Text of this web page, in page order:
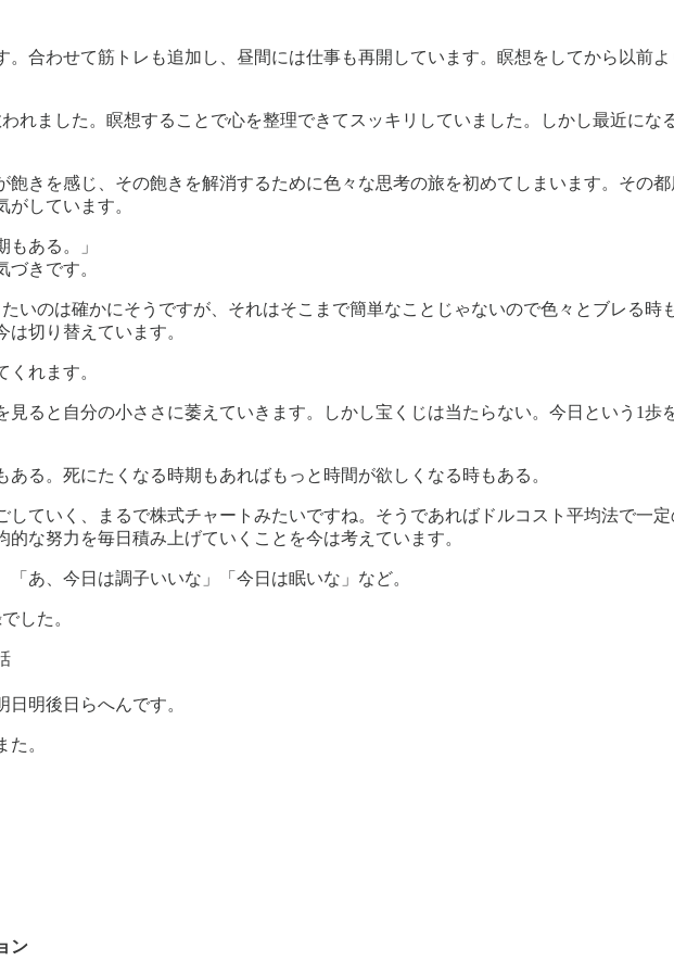
。合わせて筋トレも追加し、昼間には仕事も再開しています。瞑想をしてから以前
れました。瞑想することで心を整理できてスッキリしていました。しかし最近に
飽きを感じ、その飽きを解消するために色々な思考の旅を初めてしまいます。その
しています。
もある。」
きです。
いのは確かにそうですが、それはそこまで簡単なことじゃないので色々とブレる
切り替えています。
れます。
見ると自分の小ささに萎えていきます。しかし宝くじは当たらない。今日という1
る。死にたくなる時期もあればもっと時間が欲しくなる時もある。
していく、まるで株式チャートみたいですね。そうであればドルコスト平均法で一
な努力を毎日積み上げていくことを今は考えています。
あ、今日は調子いいな」「今日は眠いな」など。
した。
明後日らへんです。
。
ン